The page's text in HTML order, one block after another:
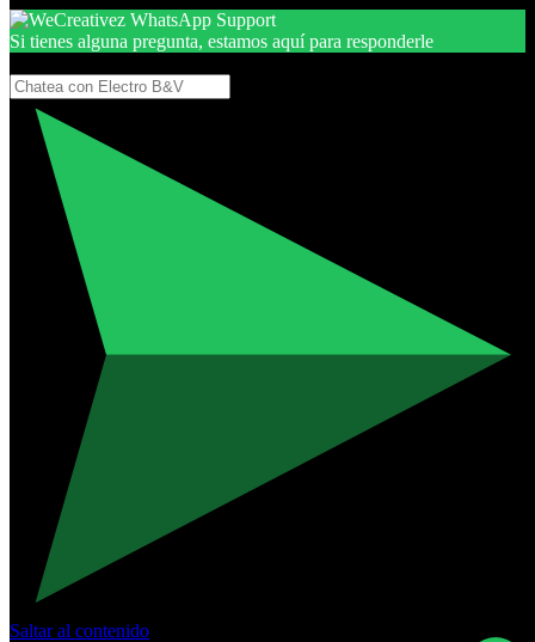
Si tienes alguna pregunta, estamos aquí para responderle
Saltar al contenido